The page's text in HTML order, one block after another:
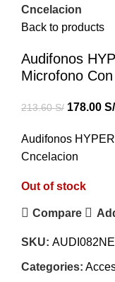
Cncelacion
Back to products
Audifonos
Microfono
213.60S/ 178.00 S/
Audifonos
Cncelacion
Out of stock
Compare
SKU:
Categories: